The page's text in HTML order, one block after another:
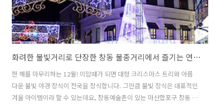
화려한 불빛거리로 단장한 창동 불종거리에서 즐기는 연말분위기^^ (창원명소/마산명소)
한 해를 마무리하는 12월! 이맘때가 되면 대형 크리스마스 트리와 아름
다운 불빛 야경 장식이 전국을 장식합니다. 그만큼 불빛 장식은 대표적인
겨울 아이템이라 할 수 있는데요, 창동예술촌이 있는 마산합포구 창동 불